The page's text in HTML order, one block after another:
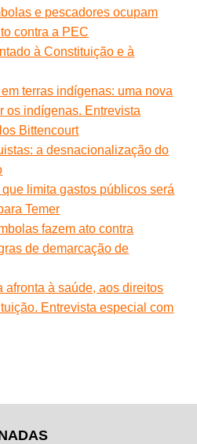
e pescadores ocupam
contra a PEC
à Constituição e à
terras indígenas: uma nova
os indígenas. Entrevista
Bittencourt
a desnacionalização do
limita gastos públicos será
Temer
fazem ato contra
de demarcação de
afronta à saúde, aos direitos
Entrevista especial com